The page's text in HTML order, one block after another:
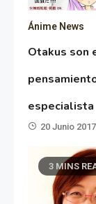
Ánime News
Otakus son
especialista
20 Junio 2017
3 MINS